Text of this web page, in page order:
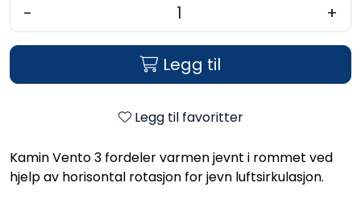
- +
Legg til
Legg til favoritter
Kamin Vento 3 fordeler varmen jevnt i rommet ved
hjelp av horisontal rotasjon for jevn luftsirkulasjon.